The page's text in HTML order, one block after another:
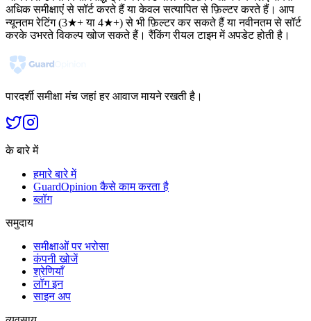
अधिक समीक्षाएं से सॉर्ट करते हैं या केवल सत्यापित से फ़िल्टर करते हैं। आप
न्यूनतम रेटिंग (3★+ या 4★+) से भी फ़िल्टर कर सकते हैं या नवीनतम से सॉर्ट
करके उभरते विकल्प खोज सकते हैं। रैंकिंग रीयल टाइम में अपडेट होती है।
पारदर्शी समीक्षा मंच जहां हर आवाज मायने रखती है।
के बारे में
हमारे बारे में
GuardOpinion कैसे काम करता है
ब्लॉग
समुदाय
समीक्षाओं पर भरोसा
कंपनी खोजें
श्रेणियाँ
लॉग इन
साइन अप